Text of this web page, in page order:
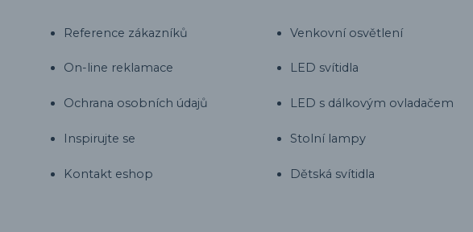
Reference zákazníků
On-line reklamace
Ochrana osobních údajů
Inspirujte se
Kontakt eshop
Venkovní osvětlení
LED svítidla
LED s dálkovým ovladačem
Stolní lampy
Dětská svítidla